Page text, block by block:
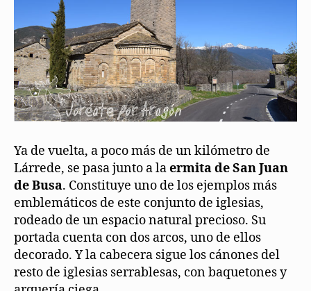
Ya de vuelta, a poco más de un kilómetro de
Lárrede, se pasa junto a laermita de San Juan
de Busa. Constituye uno de los ejemplos más
emblemáticos de este conjunto de iglesias,
rodeado de un espacio natural precioso. Su
portada cuenta con dos arcos, uno de ellos
decorado. Y la cabecera sigue los cánones del
resto de iglesias serrablesas, con baquetones y